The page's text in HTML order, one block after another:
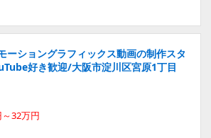
ーショングラフィックス動画の制作スタ
好き歓迎/大阪市淀川区宮原1丁目
32万円